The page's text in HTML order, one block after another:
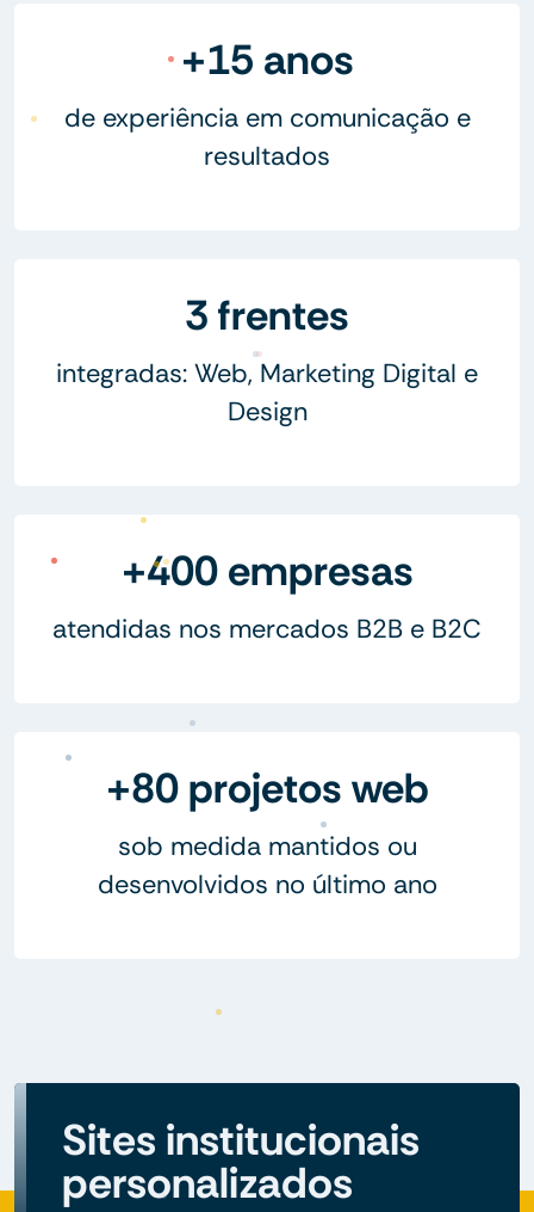
+15 anos
de experiência em comunicação e
resultados
3 frentes
integradas: Web, Marketing Digital e
Design
+400 empresas
atendidas nos mercados B2B e B2C
+80 projetos web
sob medida mantidos ou
desenvolvidos no último ano
Sites institucionais
personalizados